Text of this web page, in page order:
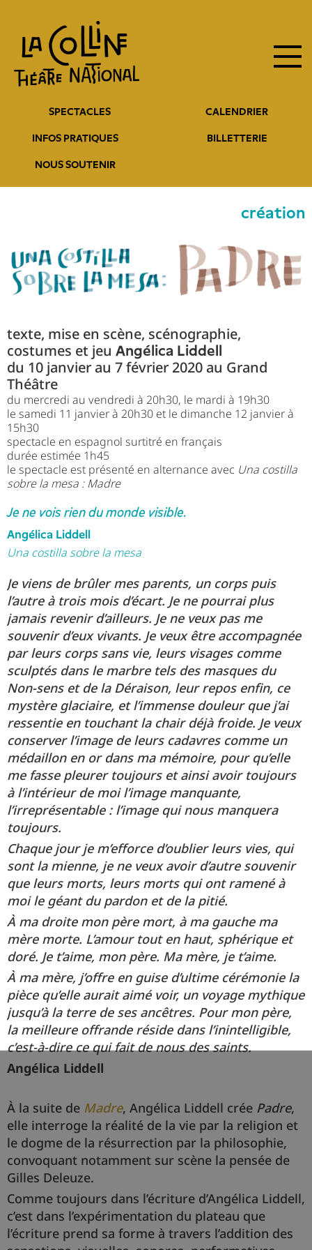
contenu
principal
entête
SPECTACLES CALENDRIER
INFOS PRATIQUES BILLETTERIE
NOUS SOUTENIR
principale
création
texte, mise en scène, scénographie,
costumes et jeu Angélica Liddell
du 10 janvier au 7 février 2020 au Grand
Théâtre
du mercredi au vendredi à 20h30, le mardi à 19h30
le samedi 11 janvier à 20h30 et le dimanche 12 janvier à
15h30
spectacle en espagnol surtitré en français
durée estimée 1h45
le spectacle est présenté en alternance avec Una costilla
sobre la mesa : Madre
Je ne vois rien du monde visible.
Angélica Liddell
Una costilla sobre la mesa
Je viens de brûler mes parents, un corps puis
l’autre à trois mois d’écart. Je ne pourrai plus
jamais revenir d’ailleurs. Je ne veux pas me
souvenir d’eux vivants. Je veux être accompagnée
par leurs corps sans vie, leurs visages comme
sculptés dans le marbre tels des masques du
Non-sens et de la Déraison, leur repos enfin, ce
mystère glaciaire, et l’immense douleur que j’ai
ressentie en touchant la chair déjà froide. Je veux
conserver l’image de leurs cadavres comme un
médaillon en or dans ma mémoire, pour qu’elle
me fasse pleurer toujours et ainsi avoir toujours
à l’intérieur de moi l’image manquante,
l’irreprésentable : l’image qui nous manquera
toujours.
Chaque jour je m’efforce d’oublier leurs vies, qui
sont la mienne, je ne veux avoir d’autre souvenir
que leurs morts, leurs morts qui ont ramené à
moi le géant du pardon et de la pitié.
À ma droite mon père mort, à ma gauche ma
mère morte. L’amour tout en haut, sphérique et
doré. Je t’aime, mon père. Ma mère, je t’aime.
À ma mère, j’offre en guise d’ultime cérémonie la
pièce qu’elle aurait aimé voir, un voyage mythique
jusqu’à la terre de ses ancêtres. Pour mon père,
la meilleure offrande réside dans l’inintelligible,
c’est-à-dire ce qui fait de nous des saints.
Angélica Liddell
À la suite de Madre, Angélica Liddell crée Padre,
elle interroge la réalité de la vie par la religion et
le dogme de la résurrection par la philosophie,
convoquant notamment sur scène la pensée de
Gilles Deleuze.
Comme toujours dans l’écriture d’Angélica Liddell,
c’est dans l’expérimentation du plateau que
l’écriture prend sa forme à travers l’addition des